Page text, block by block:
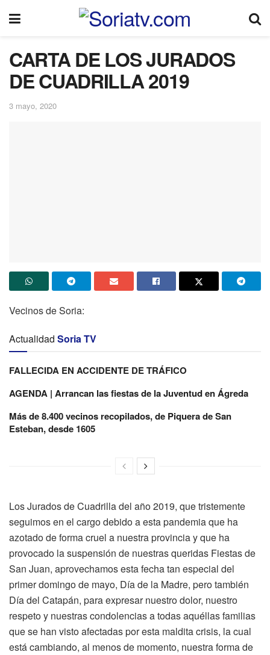
CARTA DE LOS JURADOS
DE CUADRILLA 2019
3 mayo, 2020
Vecinos de Soria:
Actualidad Soria TV
FALLECIDA EN ACCIDENTE DE TRÁFICO
AGENDA | Arrancan las fiestas de la Juventud en Ágreda
Más de 8.400 vecinos recopilados, de Piquera de San
Esteban, desde 1605
Los Jurados de Cuadrilla del año 2019, que tristemente
seguimos en el cargo debido a esta pandemia que ha
azotado de forma cruel a nuestra provincia y que ha
provocado la suspensión de nuestras queridas Fiestas de
San Juan, aprovechamos esta fecha tan especial del
primer domingo de mayo, Día de la Madre, pero también
Día del Catapán, para expresar nuestro dolor, nuestro
respeto y nuestras condolencias a todas aquéllas familias
que se han visto afectadas por esta maldita crisis, la cual
está cambiando, al menos de momento, nuestra forma de